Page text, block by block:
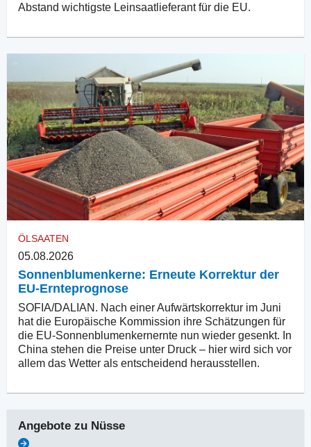
Abstand wichtigste Leinsaatlieferant für die EU.
ÖLSAATEN
05.08.2026
Sonnenblumenkerne: Erneute Korrektur der
EU-Ernteprognose
SOFIA/DALIAN. Nach einer Aufwärtskorrektur im Juni
hat die Europäische Kommission ihre Schätzungen für
die EU-Sonnenblumenkernernte nun wieder gesenkt. In
China stehen die Preise unter Druck – hier wird sich vor
allem das Wetter als entscheidend herausstellen.
Angebote zu Nüsse